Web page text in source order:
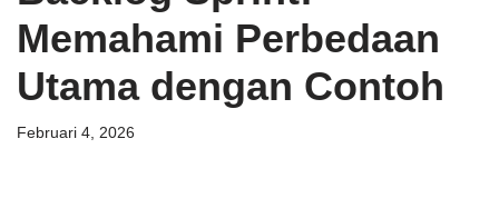
Memahami Perbedaan
Utama dengan Contoh
Februari 4, 2026